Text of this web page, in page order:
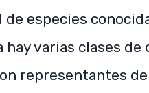
de especies
varias clases de
representantes